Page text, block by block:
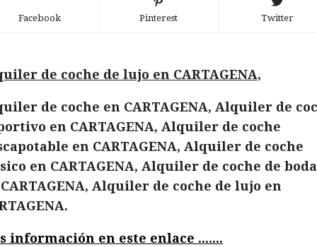
Facebook Pinterest Twitter
de coche de lujo en CARTAGENA,
de coche en CARTAGENA, Alquiler de
en CARTAGENA, Alquiler de coche
en CARTAGENA, Alquiler de coche
en CARTAGENA, Alquiler de coche de
Alquiler de coche de lujo en
información en este enlace .......